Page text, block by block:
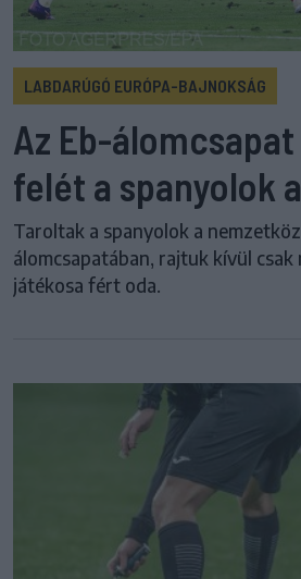
LABDARÚGÓ EURÓPA-BAJNOKSÁG
Az Eb-
felét a spanyolok
Taroltak a spanyolok a
álomcsapatában, rajtuk kívül csak
játékosa fért oda.